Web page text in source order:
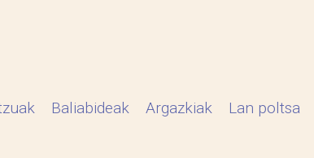
Baliabideak Argazkiak Lan poltsa